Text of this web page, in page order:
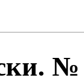
№